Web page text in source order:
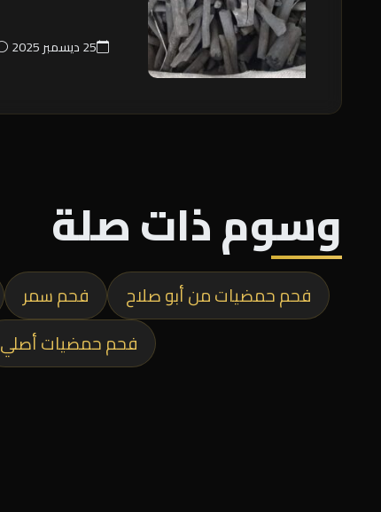
25 ديسمبر 2025
وسوم ذات صلة
فحم حمضيات من أبو صلاح فحم سمر
فحم حمضيات أصلي